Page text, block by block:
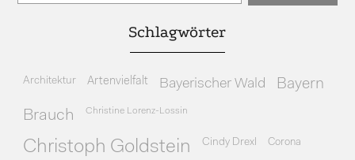
Schlagwörter
Architektur Artenvielfalt Bayerischer Wald Bayern
Brauch Christine Lorenz-Lossin
Christoph Goldstein Cindy Drexl Corona